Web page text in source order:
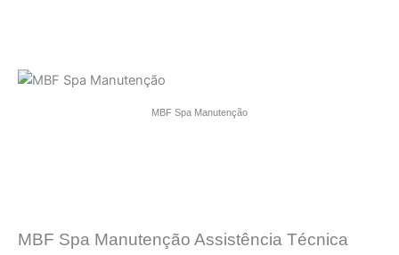
MBF Spa Manutenção
MBF Spa Manutenção Assistência Técnica